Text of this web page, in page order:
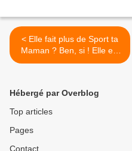
< Elle fait plus de Sport ta
Maman ? Ben, si ! Elle est
Maman !
Hébergé par Overblog
Top articles
Pages
Contact